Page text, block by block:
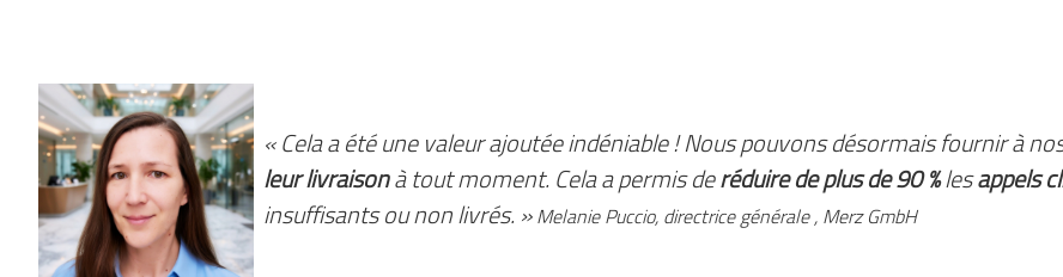
« Cela a été une valeur ajoutée indéniable ! Nous pouvons désormais fournir à
leur livraisonà tout moment. Cela a permis deréduire de plus de 90 %lesappels
insuffisants ou non livrés. »Melanie Puccio, directrice générale , Merz GmbH